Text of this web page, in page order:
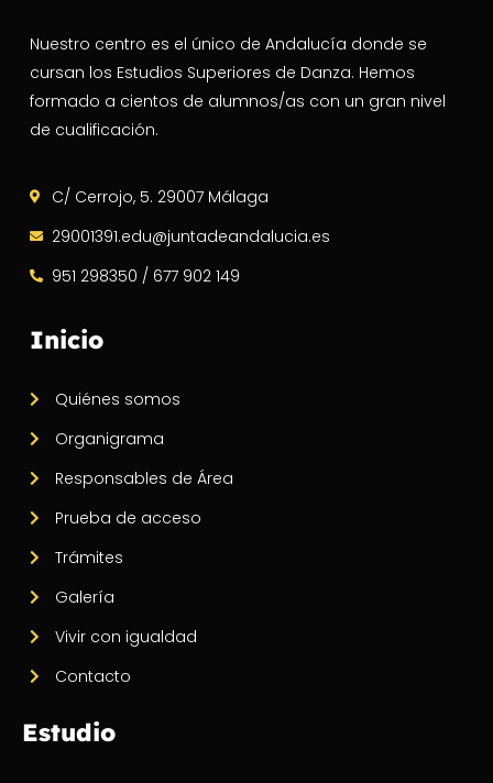
Nuestro centro es el único de Andalucía donde se
cursan los Estudios Superiores de Danza. Hemos
formado a cientos de alumnos/as con un gran nivel
de cualificación.
C/ Cerrojo, 5. 29007 Málaga
29001391.edu@juntadeandalucia.es
951 298350 / 677 902 149
Inicio
Quiénes somos
Organigrama
Responsables de Área
Prueba de acceso
Trámites
Galería
Vivir con igualdad
Contacto
Estudio